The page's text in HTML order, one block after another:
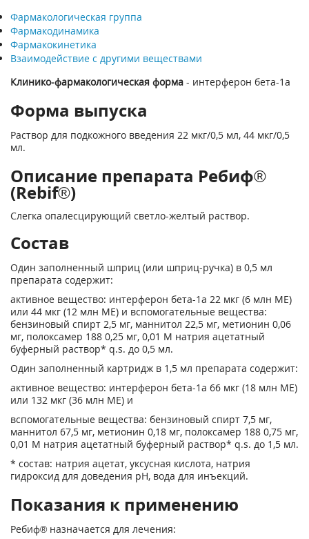
Фармакологическая группа
Фармакодинамика
Фармакокинетика
Взаимодействие с другими веществами
Клинико-фармакологическая форма - интерферон бета-1a
Форма выпуска
Раствор для подкожного введения 22 мкг/0,5 мл, 44 мкг/0,5
мл.
Описание препарата Ребиф®
(Rebif®)
Слегка опалесцирующий светло-желтый раствор.
Состав
Один заполненный шприц (или шприц-ручка) в 0,5 мл
препарата содержит:
активное вещество: интерферон бета-1а 22 мкг (6 млн ME)
или 44 мкг (12 млн ME) и вспомогательные вещества:
бензиновый спирт 2,5 мг, маннитол 22,5 мг, метионин 0,06
мг, полоксамер 188 0,25 мг, 0,01 М натрия ацетатный
буферный раствор* q.s. до 0,5 мл.
Один заполненный картридж в 1,5 мл препарата содержит:
активное вещество: интерферон бета-1а 66 мкг (18 млн ME)
или 132 мкг (36 млн ME) и
вспомогательные вещества: бензиновый спирт 7,5 мг,
маннитол 67,5 мг, метионин 0,18 мг, полоксамер 188 0,75 мг,
0,01 М натрия ацетатный буферный раствор* q.s. до 1,5 мл.
* состав: натрия ацетат, уксусная кислота, натрия
гидроксид для доведения рН, вода для инъекций.
Показания к применению
Ребиф® назначается для лечения: